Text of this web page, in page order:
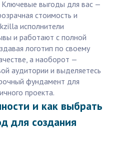
Ключевые выгоды для вас —
стоимость и
исполнители
и работают с полной
логотип по своему
а наоборот —
аудитории и выделяетесь
фундамент для
проекта.
и как выбрать
для создания